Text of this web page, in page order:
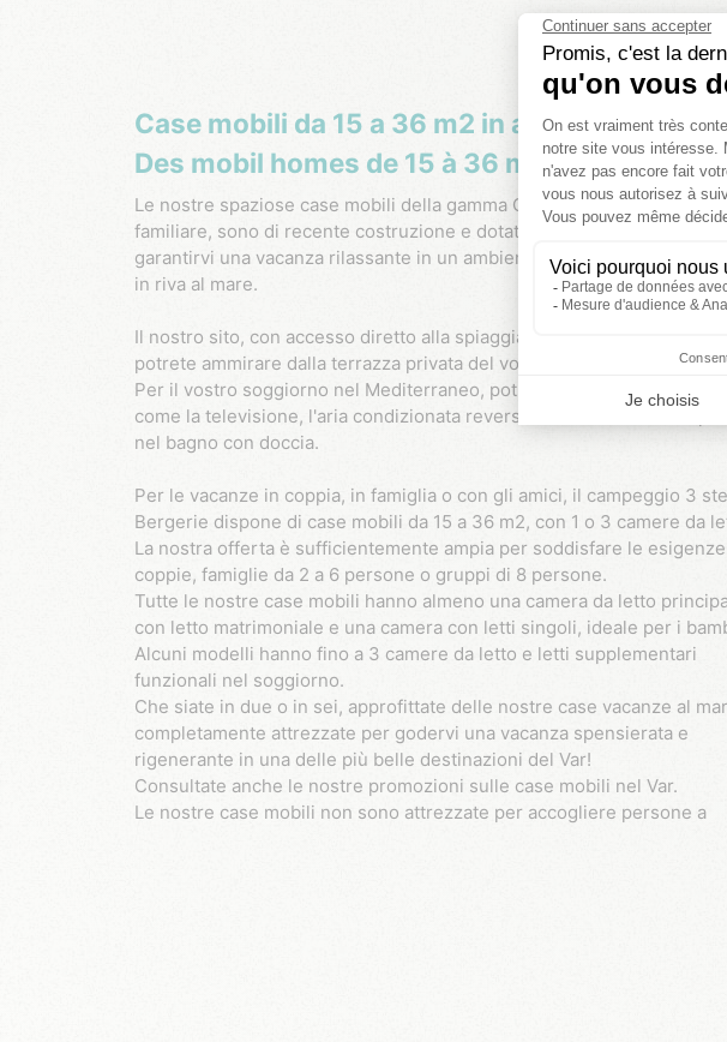
Case mobili da 15 a 36 m2 in affitto a Giens =
Des mobil homes de 15 à 36 m2 à louer à
Le nostre spaziose case mobili della gamma Comfort, a conduzione
familiare, sono di recente costruzione e dotate di aria condizionata, per
garantirvi una vacanza rilassante in un ambiente boscoso e
in riva al mare.
Il nostro sito, con accesso diretto alla spiaggia, è un'oasi di verde che
potrete ammirare dalla terrazza privata del vostro alloggio.
Per il vostro soggiorno nel Mediterraneo, potrete usufruire di ottimi
come la televisione, l'aria condizionata reversibile e una toilette
nel bagno con doccia.
Per le vacanze in coppia, in famiglia o con gli amici, il campeggio 3
Bergerie dispone di case mobili da 15 a 36 m2, con 1 o 3 camere da
La nostra offerta è sufficientemente ampia per soddisfare le
coppie, famiglie da 2 a 6 persone o gruppi di 8 persone.
Tutte le nostre case mobili hanno almeno una camera da letto
con letto matrimoniale e una camera con letti singoli, ideale per i
Alcuni modelli hanno fino a 3 camere da letto e letti supplementari
funzionali nel soggiorno.
Che siate in due o in sei, approfittate delle nostre case vacanze al
completamente attrezzate per godervi una vacanza spensierata e
rigenerante in una delle più belle destinazioni del Var!
Consultate anche le nostre promozioni sulle case mobili nel Var.
Le nostre case mobili non sono attrezzate per accogliere persone a